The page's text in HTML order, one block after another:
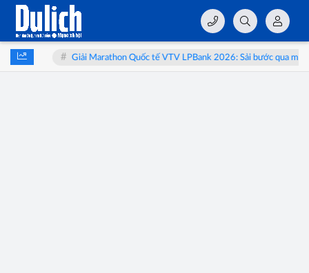
thai Giải Marathon Quốc tế VTV LPBank 2026: Sải bước qua miền di